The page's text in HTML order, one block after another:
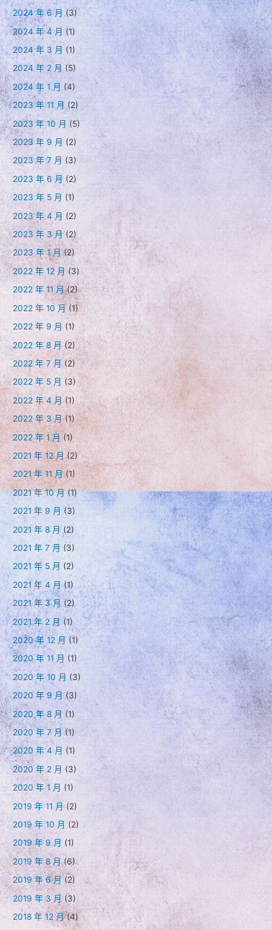
2024 年 6 月(3)
2024 年 4 月(1)
2024 年 3 月 (1)
2024 年 2 月 (5)
2024 年 1 月 (4)
2023 年 11 月(2)
2023 年 10 月 (5)
2023 年 9 月 (2)
2023 年 7 月 (3)
2023 年 6 月(2)
2023 年 5 月 (1)
2023 年 4 月 (2)
2023 年 3 月(2)
2023 年 1 月(2)
2022 年 12 月 (3)
2022 年 11 月(2)
2022 年 10 月(1)
2022 年 9 月(1)
2022 年 8 月(2)
2022 年 7 月(2)
2022 年 5 月 (3)
2022 年 4 月 (1)
2022 年 3 月(1)
2022 年 1 月(1)
2021 年 12 月(2)
2021 年 11 月(1)
2021 年 10 月(1)
2021 年 9 月 (3)
2021 年 8 月 (2)
2021 年 7 月 (3)
2021 年 5 月 (2)
2021 年 4 月(1)
2021 年 3 月(2)
2021 年 2 月(1)
2020 年 12 月(1)
2020 年 11 月 (1)
2020 年 10 月 (3)
2020 年 9 月(3)
2020 年 8 月 (1)
2020 年 7 月(1)
2020 年 4 月 (1)
2020 年 2 月 (3)
2020 年 1 月 (1)
2019 年 11 月(2)
2019 年 10 月 (2)
2019 年 9 月 (1)
2019 年 8 月(6)
2019 年 6 月(2)
2019 年 3 月(3)
2018 年 12 月(4)